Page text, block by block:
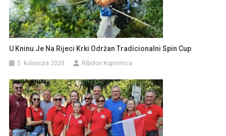
U Kninu Je Na Rijeci Krki Održan Tradicionalni Spin Cup
5. kolovoza 2020. Ribolov Koprivnica